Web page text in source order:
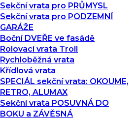
Sekční vrata pro PRŮMYSL
Sekční vrata pro PODZEMNÍ
GARÁŽE
Boční DVEŘE ve fasádě
Rolovací vrata Troll
Rychloběžná vrata
Křídlová vrata
SPECIÁL sekční vrata: OKOUME,
RETRO, ALUMAX
Sekční vrata POSUVNÁ DO
BOKU a ZÁVĚSNÁ